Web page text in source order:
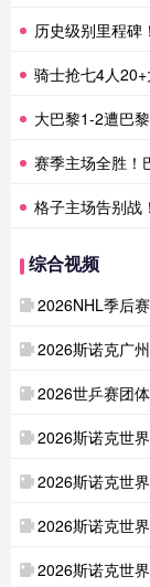
历史级别里程碑！
骑士抢七4人20+大胜
大巴黎1-2遭巴黎
赛季主场全胜！
格子主场告别战
综合视频
2026NHL季后赛
2026斯诺克广
2026世乒赛团体赛
2026斯诺克世
2026斯诺克世
2026斯诺克世
2026斯诺克世界